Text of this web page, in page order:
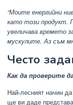
“Моите енергийни
като този продукт.
увеличава времето
мускулите. Аз съм
Често
Как да проверите
Най-лесният начин
ще ви даде